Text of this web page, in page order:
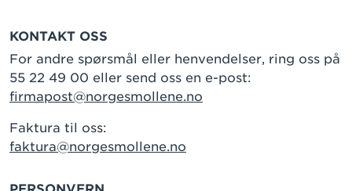
KONTAKT OSS
For andre spørsmål eller henvendelser, ring oss på
55 22 49 00 eller send oss en e-post:
firmapost@norgesmollene.no
Faktura til oss:
faktura@norgesmollene.no